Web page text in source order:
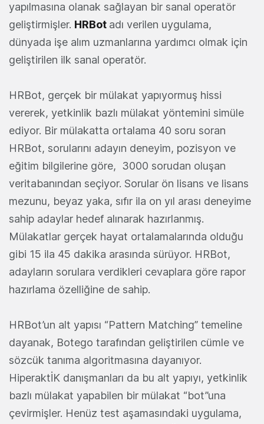
yapılmasına olanak sağlayan bir sanal operatör
geliştirmişler. HRBot adı verilen uygulama,
dünyada işe alım uzmanlarına yardımcı olmak için
geliştirilen ilk sanal operatör.
HRBot, gerçek bir mülakat yapıyormuş hissi
vererek, yetkinlik bazlı mülakat yöntemini simüle
ediyor. Bir mülakatta ortalama 40 soru soran
HRBot, sorularını adayın deneyim, pozisyon ve
eğitim bilgilerine göre, 3000 sorudan oluşan
veritabanından seçiyor. Sorular ön lisans ve lisans
mezunu, beyaz yaka, sıfır ila on yıl arası deneyime
sahip adaylar hedef alınarak hazırlanmış.
Mülakatlar gerçek hayat ortalamalarında olduğu
gibi 15 ila 45 dakika arasında sürüyor. HRBot,
adayların sorulara verdikleri cevaplara göre rapor
hazırlama özelliğine de sahip.
HRBot’un alt yapısı “Pattern Matching” temeline
dayanak, Botego tarafından geliştirilen cümle ve
sözcük tanıma algoritmasına dayanıyor.
HiperaktİK danışmanları da bu alt yapıyı, yetkinlik
bazlı mülakat yapabilen bir mülakat “bot”una
çevirmişler. Henüz test aşamasındaki uygulama,